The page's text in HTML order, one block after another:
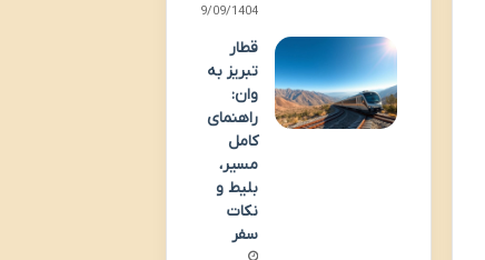
29/09/1404
قطار
تبریز به
وان:
راهنمای
کامل
مسیر،
بلیط و
نکات
سفر